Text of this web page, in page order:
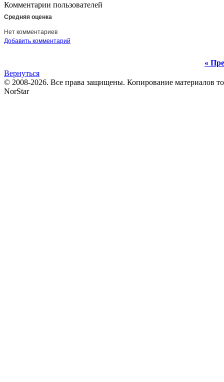
Комментарии пользователей
Средняя оценка
Нет комментариев
Добавить комментарий
«
Вернуться
© 2008-2026. Все права защищены. Копирование материалов
NorStar